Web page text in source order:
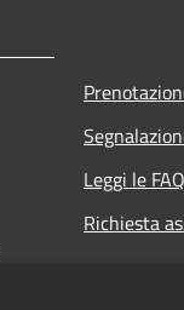
Leggi le FAQ
Richiesta